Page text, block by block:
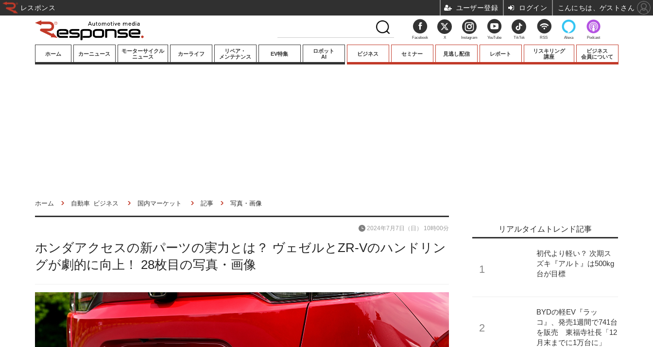
ホーム カーニュース
モーターサイクル
ニュース
カーライフ
リペア・
メンテナンス
EV特集
ロボット
AI
ビジネス セミナー 見逃し配信 レポート
リスキリング
講座
ビジネス
会員について
ホーム 自動車 ビジネス 国内マーケット 記事 写真・画像
ホンダアクセスの新パーツの実力とは？ ヴェゼルとZR-Vのハンドリン
グが劇的に向上！ 28枚目の写真・画像
2024年7月7日（日） 10時00分 リアルタイムトレンド記事
初代より軽い？ 次期ス
ズキ『アルト』は500kg
台が目標
BYDの軽EV『ラッ
コ』、発売1週間で741台
を販売 東福寺社長「12
月末までに1万台に」
Facebook X Instagram YouTube TikTok RSS Alexa Podcast
レスポンス ユーザー登録 ログイン こんにちは、ゲストさん